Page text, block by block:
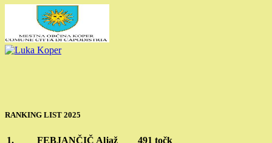
RANKING LIST 2025
1. FEBJANČIČ Aljaž
491 točk